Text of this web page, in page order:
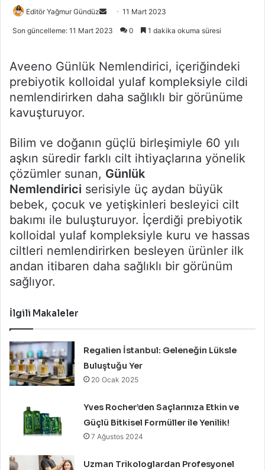
Editör Yağmur Gündüz
Bir
11 Mart 2023
Son güncelleme: 11 Mart 2023 0 1 dakika okuma süresi
Aveeno Günlük Nemlendirici, içeriğindeki
prebiyotik kolloidal yulaf kompleksiyle cildi
nemlendirirken daha sağlıklı bir görünüme
kavuşturuyor.
Bilim ve doğanın güçlü birleşimiyle 60 yılı
aşkın süredir farklı cilt ihtiyaçlarına yönelik
çözümler sunan, Günlük
Nemlendirici serisiyle üç aydan büyük
bebek, çocuk ve yetişkinleri besleyici cilt
bakımı ile buluşturuyor. İçerdiği prebiyotik
kolloidal yulaf kompleksiyle kuru ve hassas
ciltleri nemlendirirken besleyen ürünler ilk
andan itibaren daha sağlıklı bir görünüm
sağlıyor.
İlgili Makaleler
Regalien İstanbul: Geleneğin Lüksle
Buluştuğu Yer
20 Ocak 2025
Yves Rocher’den Saçlarınıza Etkin ve
Güçlü Bitkisel Formüller ile Yenilik!
7 Ağustos 2024
Uzman Trikologlardan Profesyonel